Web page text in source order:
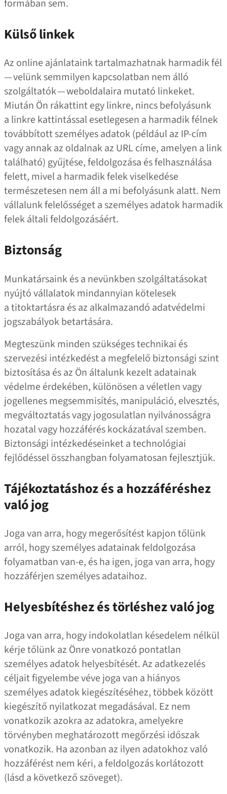
formában sem.
Külső linkek
Az online ajánlataink tartalmazhatnak harmadik fél
— velünk semmilyen kapcsolatban nem álló
szolgáltatók — weboldalaira mutató linkeket.
Miután Ön rákattint egy linkre, nincs befolyásunk
a linkre kattintással esetlegesen a harmadik félnek
továbbított személyes adatok (például az IP-cím
vagy annak az oldalnak az URL címe, amelyen a link
található) gyűjtése, feldolgozása és felhasználása
felett, mivel a harmadik felek viselkedése
természetesen nem áll a mi befolyásunk alatt. Nem
vállalunk felelősséget a személyes adatok harmadik
felek általi feldolgozásáért.
Biztonság
Munkatársaink és a nevünkben szolgáltatásokat
nyújtó vállalatok mindannyian kötelesek
a titoktartásra és az alkalmazandó adatvédelmi
jogszabályok betartására.
Megteszünk minden szükséges technikai és
szervezési intézkedést a megfelelő biztonsági szint
biztosítása és az Ön általunk kezelt adatainak
védelme érdekében, különösen a véletlen vagy
jogellenes megsemmisítés, manipuláció, elvesztés,
megváltoztatás vagy jogosulatlan nyilvánosságra
hozatal vagy hozzáférés kockázatával szemben.
Biztonsági intézkedéseinket a technológiai
fejlődéssel összhangban folyamatosan fejlesztjük.
Tájékoztatáshoz és a hozzáféréshez
való jog
Joga van arra, hogy megerősítést kapjon tőlünk
arról, hogy személyes adatainak feldolgozása
folyamatban van‑e, és ha igen, joga van arra, hogy
hozzáférjen személyes adataihoz.
Helyesbítéshez és törléshez való jog
Joga van arra, hogy indokolatlan késedelem nélkül
kérje tőlünk az Önre vonatkozó pontatlan
személyes adatok helyesbítését. Az adatkezelés
céljait figyelembe véve joga van a hiányos
személyes adatok kiegészítéséhez, többek között
kiegészítő nyilatkozat megadásával. Ez nem
vonatkozik azokra az adatokra, amelyekre
törvényben meghatározott megőrzési időszak
vonatkozik. Ha azonban az ilyen adatokhoz való
hozzáférést nem kéri, a feldolgozás korlátozott
(lásd a következő szöveget).